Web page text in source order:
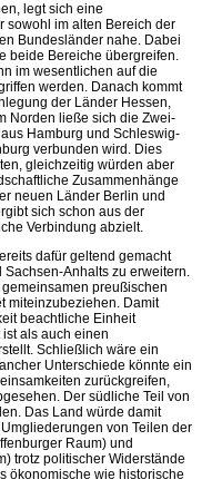
legt sich eine
sowohl im alten Bereich der
Bundesländer nahe. Dabei
beide Bereiche übergreifen.
im wesentlichen auf die
werden. Danach kommt
der Länder Hessen,
Norden ließe sich die Zwei-
Hamburg und Schleswig-
verbunden wird. Dies
gleichzeitig würden aber
Zusammenhänge
neuen Länder Berlin und
sich schon aus der
Verbindung abzielt.
dafür geltend gemacht
Anhalts zu erweitern.
preußischen
miteinzubeziehen. Damit
beachtliche Einheit
als auch einen
Schließlich wäre ein
Unterschiede könnte ein
zurückgreifen,
Der südliche Teil von
Das Land würde damit
von Teilen der
Raum) und
trotz politischer Widerstände
ökonomische wie historische